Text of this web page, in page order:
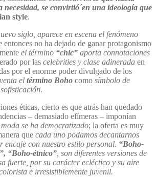
necesidad, se convirtió´en una ideología que
style.
siglo, aparece en escena el fenómeno
entonces no ha dejado de ganar protagonismo
el término “chic” aporta connotaciones
por las celebrities y clase adinerada en
por el enorme poder divulgado de los
el término Boho como símbolo de
.
éticas, cierto es que atrás han quedado
– demasiado efímeras – imponían
se ha democratizado; la oferta es muy
que cada uno podamos decantarnos
encaje con nuestro estilo personal. “Boho-
“Boho-étnico” , son diferentes versiones de
fuerte, por su carácter ecléctico y su aire
e irresistiblemente juvenil.